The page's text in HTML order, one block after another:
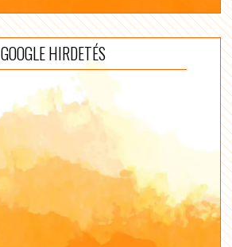
GOOGLE HIRDETÉS